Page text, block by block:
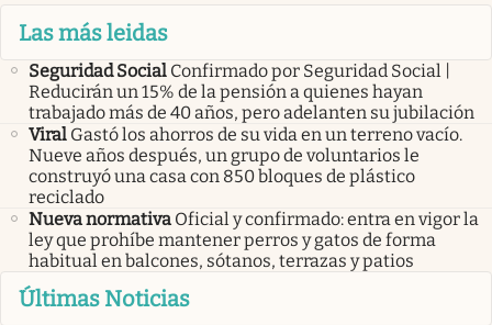
Las más leidas
Seguridad Social Confirmado por Seguridad Social |
Reducirán un 15% de la pensión a quienes hayan
trabajado más de 40 años, pero adelanten su jubilación
Viral Gastó los ahorros de su vida en un terreno vacío.
Nueve años después, un grupo de voluntarios le
construyó una casa con 850 bloques de plástico
reciclado
Nueva normativa Oficial y confirmado: entra en vigor la
ley que prohíbe mantener perros y gatos de forma
habitual en balcones, sótanos, terrazas y patios
Últimas Noticias